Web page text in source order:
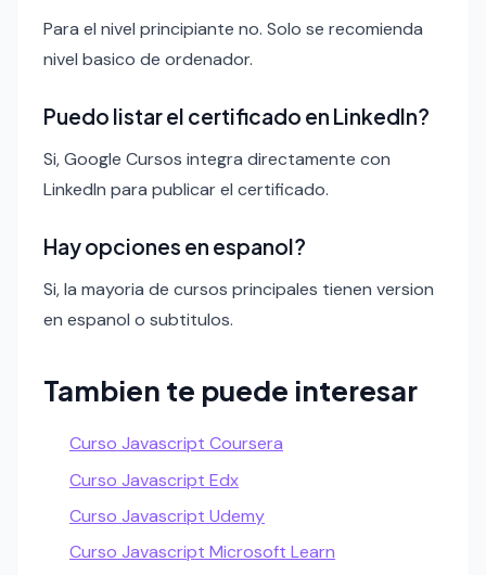
Para el nivel principiante no. Solo se recomienda
nivel basico de ordenador.
Puedo listar el certificado en LinkedIn?
Si, Google Cursos integra directamente con
LinkedIn para publicar el certificado.
Hay opciones en espanol?
Si, la mayoria de cursos principales tienen version
en espanol o subtitulos.
Tambien te puede interesar
Curso Javascript Coursera
Curso Javascript Edx
Curso Javascript Udemy
Curso Javascript Microsoft Learn